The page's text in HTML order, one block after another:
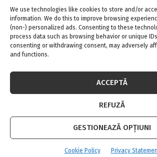
We use technologies like cookies to store and/or
information. We do this to improve browsing
(non-) personalized ads. Consenting to these
process data such as browsing behavior or unique
consenting or withdrawing consent, may adversely
and functions.
ACCEPTĂ
REFUZĂ
GESTIONEAZĂ OPȚIUNI
Cookie Policy Privacy